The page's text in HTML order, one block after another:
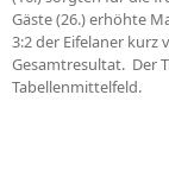
Gäste (26.) erhöhte
3:2 der Eifelaner kurz
Gesamtresultat. Der
Tabellenmittelfeld.